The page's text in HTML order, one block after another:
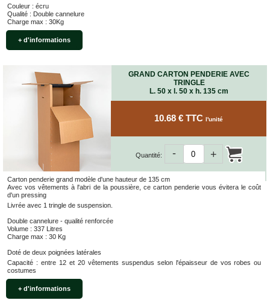
Couleur : écru
Qualité : Double cannelure
Charge max : 30Kg
+ d'informations
GRAND CARTON PENDERIE AVEC
TRINGLE
L. 50 x l. 50 x h. 135 cm
Carton penderie grand modèle d'une hauteur de 135 cm
Avec vos vêtements à l'abri de la poussière, ce carton penderie vous évitera le coût
d'un pressing
Livrée avec 1 tringle de suspension.
Double cannelure - qualité renforcée
Volume : 337 Litres
Charge max : 30 Kg
Doté de deux poignées latérales
Capacité : entre 12 et 20 vêtements suspendus selon l'épaisseur de vos robes ou
costumes
+ d'informations
10.68 € TTC l'unité
Quantité: +
-